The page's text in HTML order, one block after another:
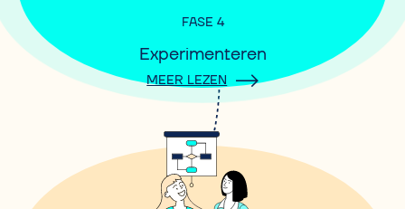
FASE 4
Experimenteren
MEER LEZEN